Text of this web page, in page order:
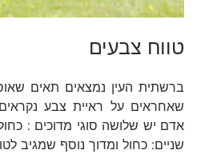
טווח צבעים
ברשתית העין נמצאים תאים
שאחראים על ראיית צבע
אדם יש שלושה סוגי מדוכים :
שניים: כחול ומדוך נוסף שמגיב